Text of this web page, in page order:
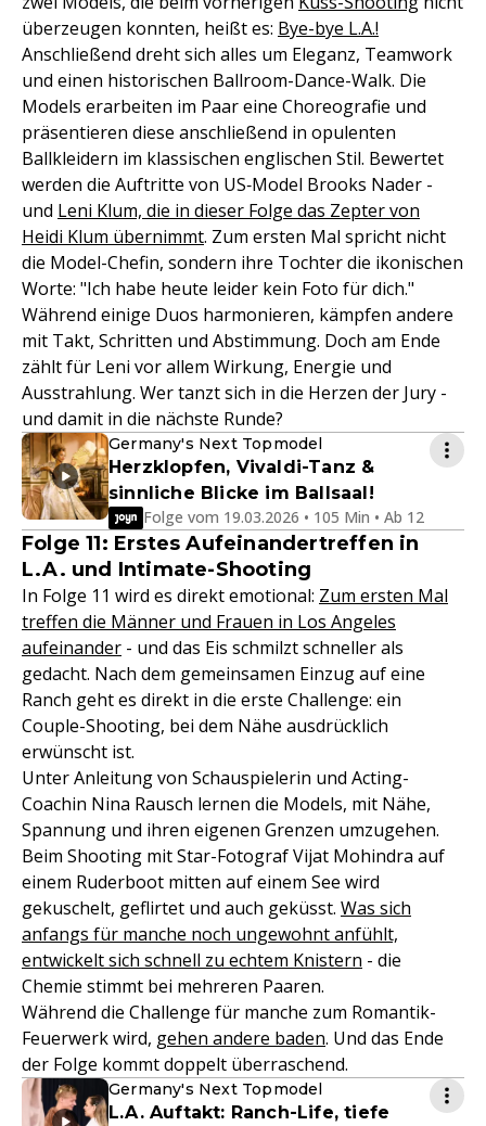
überzeugen konnten, heißt es: Bye-bye L.A.!
Anschließend dreht sich alles um Eleganz, Teamwork
und einen historischen Ballroom-Dance-Walk. Die
Models erarbeiten im Paar eine Choreografie und
präsentieren diese anschließend in opulenten
Ballkleidern im klassischen englischen Stil. Bewertet
werden die Auftritte von US‑Model Brooks Nader -
und Leni Klum, die in dieser Folge das Zepter von
Heidi Klum übernimmt. Zum ersten Mal spricht nicht
die Model-Chefin, sondern ihre Tochter die ikonischen
Worte: "Ich habe heute leider kein Foto für dich."
Während einige Duos harmonieren, kämpfen andere
mit Takt, Schritten und Abstimmung. Doch am Ende
zählt für Leni vor allem Wirkung, Energie und
Ausstrahlung. Wer tanzt sich in die Herzen der Jury -
und damit in die nächste Runde?
Germany's Next Topmodel
Herzklopfen, Vivaldi-Tanz &
sinnliche Blicke im Ballsaal!
Folge vom 19.03.2026 • 105 Min • Ab 12
Folge 11: Erstes Aufeinandertreffen in
L.A. und Intimate-Shooting
In Folge 11 wird es direkt emotional: Zum ersten Mal
treffen die Männer und Frauen in Los Angeles
aufeinander - und das Eis schmilzt schneller als
gedacht. Nach dem gemeinsamen Einzug auf eine
Ranch geht es direkt in die erste Challenge: ein
Couple-Shooting, bei dem Nähe ausdrücklich
erwünscht ist.
Unter Anleitung von Schauspielerin und Acting-
Coachin Nina Rausch lernen die Models, mit Nähe,
Spannung und ihren eigenen Grenzen umzugehen.
Beim Shooting mit Star-Fotograf Vijat Mohindra auf
einem Ruderboot mitten auf einem See wird
gekuschelt, geflirtet und auch geküsst. Was sich
anfangs für manche noch ungewohnt anfühlt,
entwickelt sich schnell zu echtem Knistern - die
Chemie stimmt bei mehreren Paaren.
Während die Challenge für manche zum Romantik-
Feuerwerk wird, gehen andere baden. Und das Ende
der Folge kommt doppelt überraschend.
Germany's Next Topmodel
L.A. Auftakt: Ranch-Life, tiefe